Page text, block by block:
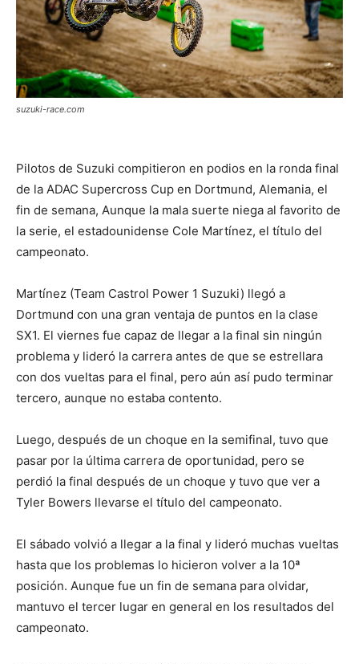
suzuki-race.com
Pilotos de Suzuki compitieron en podios en la ronda final
de la ADAC Supercross Cup en Dortmund, Alemania, el
fin de semana, Aunque la mala suerte niega al favorito de
la serie, el estadounidense Cole Martínez, el título del
campeonato.
Martínez (Team Castrol Power 1 Suzuki) llegó a
Dortmund con una gran ventaja de puntos en la clase
SX1. El viernes fue capaz de llegar a la final sin ningún
problema y lideró la carrera antes de que se estrellara
con dos vueltas para el final, pero aún así pudo terminar
tercero, aunque no estaba contento.
Luego, después de un choque en la semifinal, tuvo que
pasar por la última carrera de oportunidad, pero se
perdió la final después de un choque y tuvo que ver a
Tyler Bowers llevarse el título del campeonato.
El sábado volvió a llegar a la final y lideró muchas vueltas
hasta que los problemas lo hicieron volver a la 10ª
posición. Aunque fue un fin de semana para olvidar,
mantuvo el tercer lugar en general en los resultados del
campeonato.